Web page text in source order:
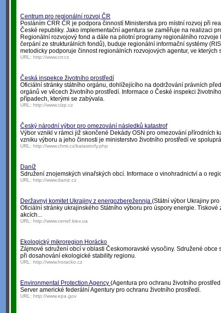
Centrum pro regionální rozvoj ČR
Posláním CRR ČR je podpora činností Ministerstva pro místní rozvoj při
České republiky. Jako implementační agentura se zaměřuje na realizaci
Regionální rozvojový fond a dále na pilotní programy regionálního
čerpání ze strukturálních fondů), buduje regionální informační systémy
metodicky podporuje činnost regionálních rozvojových agentur, ve kterých
URL: http://www.crr.cz
Česká inspekce životního prostředí
Oficiální stránky státního orgánu, dohlížejícího na dodržování právních
orgánů ve věcech životního prostředí. Informace o České inspekci
případech, kterými se zabývala.
URL: http://www.cizp.cz
Český národní výbor pro omezování následků katastrof
Výbor vznikl v rámci již skončené Dekády OSN pro omezování přírodních
vzniku výboru a jeho činnosti je ministerstvo životního prostředí ve
URL: http://www.chmi.cz/katastrofy.php
Daníž
Sdružení znojemských vinařských obcí. Informace o vinohradnictví a o
URL: http://www.daniz.cz
Deržavnyj komitet Ukrajiny z energozberežennja (Státní výbor Ukrajiny
Oficiální stránky ukrajinského Státního výboru pro úspory energie. Tiskové
akcích...
URL: http://www.cenef.kiev.ua
Ekologický mikroregion Horácko
Zájmové sdružení obcí v oblasti Českomoravské vysočiny. Sdružené obce
při dosahování ekologické stability regionu.
URL: http://www.horacko.cz
Environmental Protection Agency (Agentura pro ochranu životního
Server americké federální Agentury pro ochranu životního prostředí.
URL: http://www.epa.gov